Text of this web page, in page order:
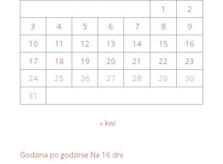
1
2
3
4 5 6 7 8
9
10
11 12 13 14 15
16
17
18 19 20 21 22
23
24
25 26 27 28 29
30
31
« kwi
Godzina po godzinie Na 16 dni